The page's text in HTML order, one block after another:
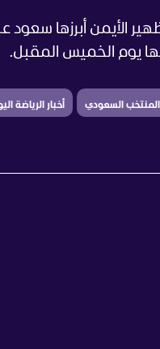
الأيمن أبرزها سعود
يوم الخميس المقبل.
المنتخب السعودي أخبار الرياضة